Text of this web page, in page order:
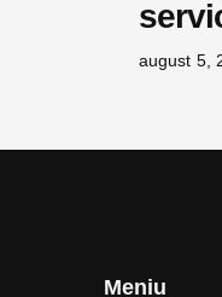
august 5,
Meniu